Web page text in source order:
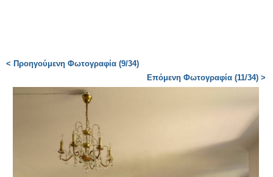
< Προηγούμενη Φωτογραφία (9/34)
Επόμενη Φωτογραφία (11/34) >